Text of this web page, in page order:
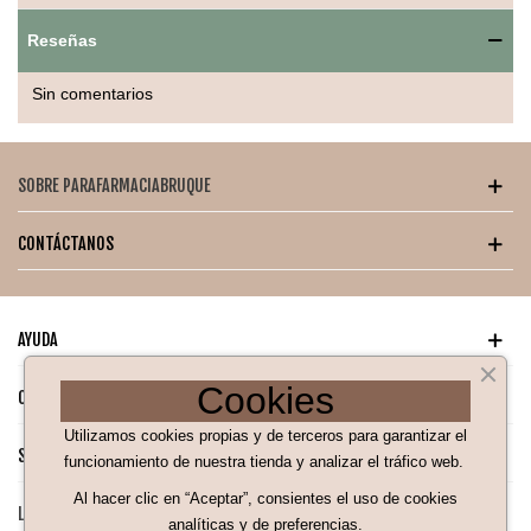
El envase actúa como mini esterilizador (se puede usar en
Talla M: para pezones
medio‑grande, proporcionando un ajuste seguro y cómodo.
Recomendado bajo
Úsalas temporalmente y bajo orientación de una asesora de
lactancia. Limpia antes y tras cada uso con agua templada y
Reseñas
Sin comentarios
SOBRE PARAFARMACIABRUQUE
CONTÁCTANOS
AYUDA
CATÁLOGO PARA TI
SÍGUENOS EN NUESTRAS REDES SOCIALES
LEGAL
Cookies
Utilizamos cookies propias y de terceros para garantizar el
funcionamiento de nuestra tienda y analizar el tráfico web.
Al hacer clic en “Aceptar”, consientes el uso de cookies
analíticas y de preferencias.